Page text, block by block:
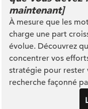
maintenant]
À mesure que les
charge une part
évolue. Découvrez
concentrer vos
stratégie pour rester
recherche façonné